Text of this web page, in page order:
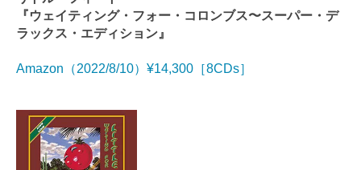
『ウェイティング・フォー・コロンブス〜スーパー・デ
ラックス・エディション』
Amazon（2022/8/10）¥14,300［8CDs］